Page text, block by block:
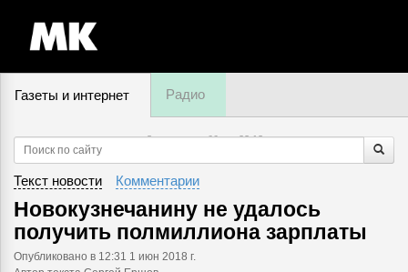
Газеты и интернет Радио
8 августа, суббота,23:13
Текст новости Комментарии
Новокузнечанину не удалось
получить полмиллиона зарплаты
Опубликовано в 12:31 1 июн 2018 г.